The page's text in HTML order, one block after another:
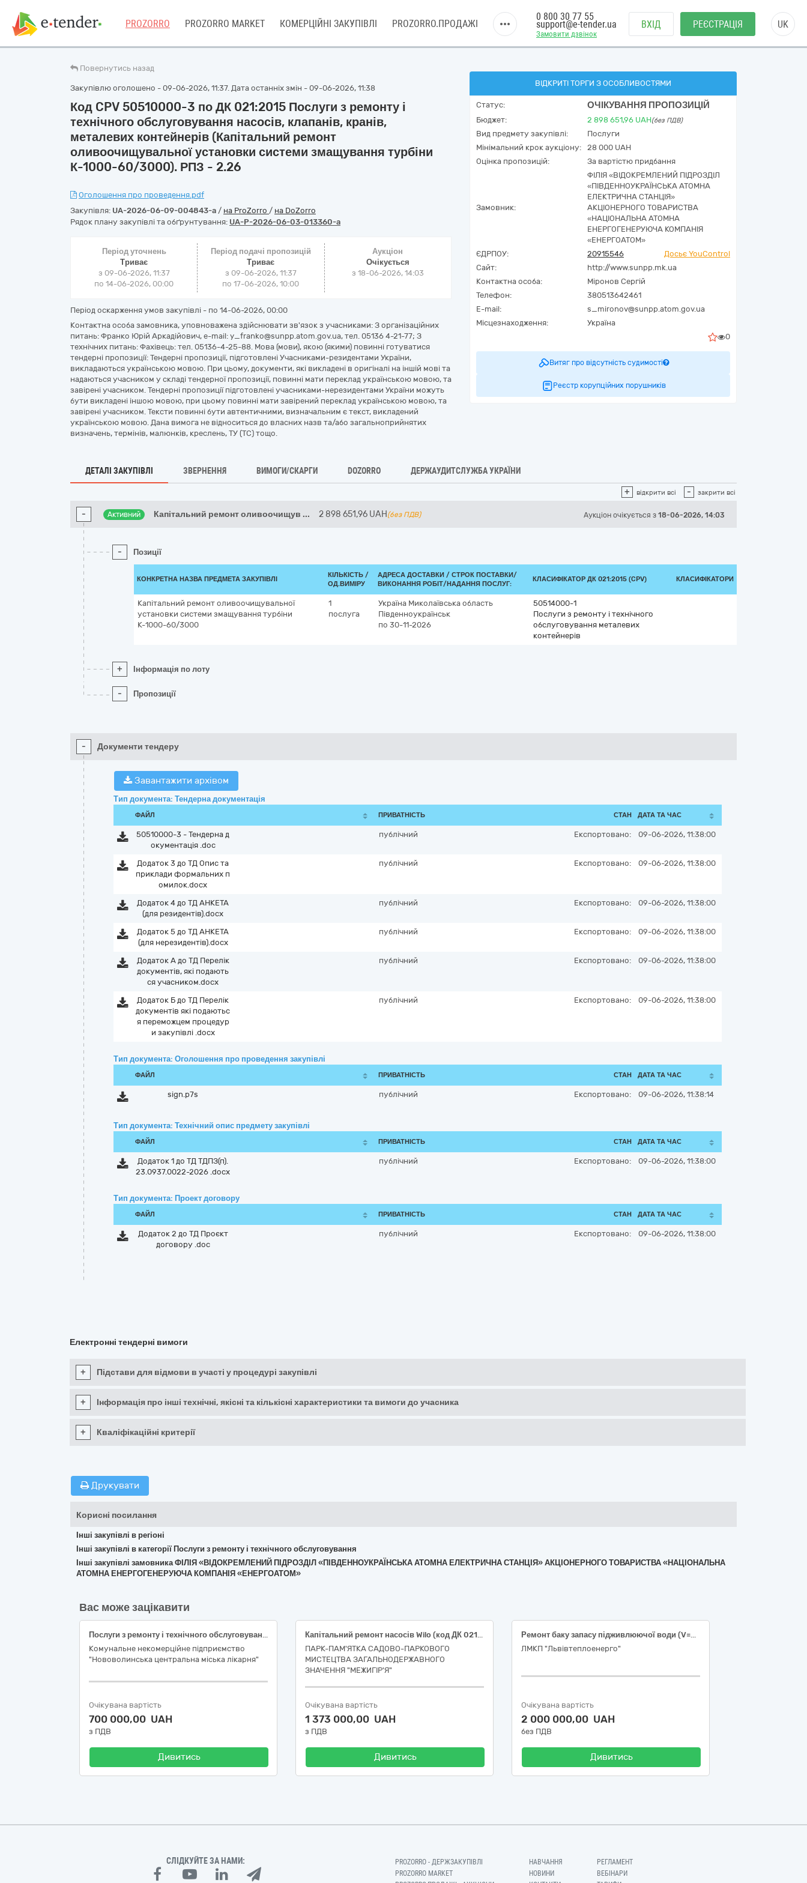
PROZORRO PROZORRO MARKET КОМЕРЦІЙНІ ЗАКУПІВЛІ PROZORRO.ПРОДАЖІ
Замовити дзвінок
0 800 30 77 55
support@e-tender.ua ВХІД РЕЄСТРАЦІЯ UK
Повернутись назад
Закупівлю оголошено - 09-06-2026, 11:37. Дата останніх змін - 09-06-2026, 11:38
Код CPV 50510000-3 по ДК 021:2015 Послуги з ремонту і
технічного обслуговування насосів, клапанів, кранів,
металевих контейнерів (Капітальний ремонт
оливоочищувальної установки системи змащування турбіни
К-1000-60/3000). РПЗ - 2.26
Оголошення про проведення.pdf
Закупівля: UA-2026-06-09-004843-a / на ProZorro / на DoZorro
Рядок плану закупівлі та обґрунтування: UA-P-2026-06-03-013360-a
Період уточнень
Триває
з 09-06-2026, 11:37
по 14-06-2026, 00:00
Період подачі пропозицій
Триває
з 09-06-2026, 11:37
по 17-06-2026, 10:00
Аукціон
Очікується
з 18-06-2026, 14:03
Період оскарження умов закупівлі - по 14-06-2026, 00:00
Контактна особа замовника, уповноважена здійснювати зв'язок з учасниками: З організаційних
питань: Франко Юрій Аркадійович, e-mail: y_franko@sunpp.atom.gov.ua, тел. 05136 4-21-77; З
технічних питань: Фахівець: тел. 05136-4-25-88. Мова (мови), якою (якими) повинні готуватися
тендерні пропозиції: Тендерні пропозиції, підготовлені Учасниками-резидентами України,
викладаються українською мовою. При цьому, документи, які викладені в оригіналі на іншій мові та
надаються учасником у складі тендерної пропозиції, повинні мати переклад українською мовою, та
завірені учасником. Тендерні пропозиції підготовлені учасниками-нерезидентами України можуть
бути викладені іншою мовою, при цьому повинні мати завірений переклад українською мовою, та
завірені учасником. Тексти повинні бути автентичними, визначальним є текст, викладений
українською мовою. Дана вимога не відноситься до власних назв та/або загальноприйнятих
визначень, термінів, малюнків, креслень, ТУ (ТС) тощо.
ВІДКРИТІ ТОРГИ З ОСОБЛИВОСТЯМИ
Статус: ОЧІКУВАННЯ ПРОПОЗИЦІЙ
Бюджет: 2 898 651,96 UAH(без ПДВ)
Вид предмету закупівлі:
Послуги
Мінімальний крок аукціону:
28 000 UAH
Оцінка пропозицій:
За вартістю придбання
Замовник:
ФІЛІЯ «ВІДОКРЕМЛЕНИЙ ПІДРОЗДІЛ
«ПІВДЕННОУКРАЇНСЬКА АТОМНА
ЕЛЕКТРИЧНА СТАНЦІЯ»
АКЦІОНЕРНОГО ТОВАРИСТВА
«НАЦІОНАЛЬНА АТОМНА
ЕНЕРГОГЕНЕРУЮЧА КОМПАНІЯ
«ЕНЕРГОАТОМ»
ЄДРПОУ:
20915546
Досьє YouControl
Сайт:
http://www.sunpp.mk.ua
Контактна особа:
Міронов Сергій
Телефон:
380513642461
E-mail:
s_mironov@sunpp.atom.gov.ua
Місцезнаходження:
Україна
0
Витяг про відсутність судимості
Реєстр корупційних порушників
ДЕТАЛІ ЗАКУПІВЛІ ЗВЕРНЕННЯ ВИМОГИ/СКАРГИ DOZORRO ДЕРЖАУДИТСЛУЖБА УКРАЇНИ
+ відкрити всі - закрити всі
- Активний Капітальний ремонт оливоочищув ... 2 898 651,96 UAH (без ПДВ) Аукціон очікується з 18-06-2026, 14:03
- Позиції
КОНКРЕТНА НАЗВА ПРЕДМЕТА ЗАКУПІВЛІ
КІЛЬКІСТЬ /
ОД.ВИМІРУ
АДРЕСА ДОСТАВКИ / СТРОК ПОСТАВКИ/
ВИКОНАННЯ РОБІТ/НАДАННЯ ПОСЛУГ:
КЛАСИФІКАТОР ДК 021:2015 (CPV) КЛАСИФІКАТОРИ
Капітальний ремонт оливоочищувальної
установки системи змащування турбіни
К-1000-60/3000
1
послуга
Україна Миколаївська область
Південноукраїнськ
по 30-11-2026
50514000-1
Послуги з ремонту і технічного
обслуговування металевих
контейнерів
+ Інформація по лоту
- Пропозиції
- Документи тендеру
Завантажити архівом
Тип документа: Тендерна документація
ФАЙЛ ПРИВАТНІСТЬ СТАН ДАТА ТА ЧАС
50510000-3 - Тендерна д
окументація .doc
публічний Експортовано: 09-06-2026, 11:38:00
Додаток 3 до ТД Опис та
приклади формальних п
омилок.docx
публічний Експортовано: 09-06-2026, 11:38:00
Додаток 4 до ТД АНКЕТА
(для резидентів).docx
публічний Експортовано: 09-06-2026, 11:38:00
Додаток 5 до ТД АНКЕТА
(для нерезидентів).docx
публічний Експортовано: 09-06-2026, 11:38:00
Додаток А до ТД Перелік
документів, які подають
ся учасником.docx
публічний Експортовано: 09-06-2026, 11:38:00
Додаток Б до ТД Перелік
документів які подаютьс
я переможцем процедур
и закупівлі .docx
публічний Експортовано: 09-06-2026, 11:38:00
Тип документа: Оголошення про проведення закупівлі
ФАЙЛ ПРИВАТНІСТЬ СТАН ДАТА ТА ЧАС
sign.p7s публічний Експортовано: 09-06-2026, 11:38:14
Тип документа: Технічний опис предмету закупівлі
ФАЙЛ ПРИВАТНІСТЬ СТАН ДАТА ТА ЧАС
Додаток 1 до ТД ТДПЗ(п).
23.0937.0022-2026 .docx
публічний Експортовано: 09-06-2026, 11:38:00
Тип документа: Проект договору
ФАЙЛ ПРИВАТНІСТЬ СТАН ДАТА ТА ЧАС
Додаток 2 до ТД Проєкт
договору .doc
публічний Експортовано: 09-06-2026, 11:38:00
Електронні тендерні вимоги
+ Підстави для відмови в участі у процедурі закупівлі
+ Інформація про інші технічні, якісні та кількісні характеристики та вимоги до учасника
+ Кваліфікаційні критерії
Друкувати
Корисні посилання
Інші закупівлі в регіоні
Інші закупівлі в категорії Послуги з ремонту і технічного обслуговування
Інші закупівлі замовника ФІЛІЯ «ВІДОКРЕМЛЕНИЙ ПІДРОЗДІЛ «ПІВДЕННОУКРАЇНСЬКА АТОМНА ЕЛЕКТРИЧНА СТАНЦІЯ» АКЦІОНЕРНОГО ТОВАРИСТВА «НАЦІОНАЛЬНА
АТОМНА ЕНЕРГОГЕНЕРУЮЧА КОМПАНІЯ «ЕНЕРГОАТОМ»
Вас може зацікавити
Послуги з ремонту і технічного обслуговування насосів, клапанів, кранів і металевих контейнерів (Послуги з поточного ремонту кріогенного газифікатора, знежирення та пневмовипробування системи киснепостачання)
Комунальне некомерційне підприємство
"Нововолинська центральна міська лікарня"
Очікувана вартість
700 000,00 UAH
з ПДВ
Дивитись
Капітальний ремонт насосів Wilo (код ДК 021:2015: 50510000-3 - Послуги з ремонту і технічного обслуговування насосів, клапанів, кранів і металевих контейнерів)
ПАРК-ПАМ'ЯТКА САДОВО-ПАРКОВОГО
МИСТЕЦТВА ЗАГАЛЬНОДЕРЖАВНОГО
ЗНАЧЕННЯ "МЕЖИГІР'Я"
Очікувана вартість
1 373 000,00 UAH
з ПДВ
Дивитись
Ремонт баку запасу підживлюючої води (V=5000м3) ст.№2 об’єкта ЛМКП «Львівтеплоенерго»
ЛМКП "Львівтеплоенерго"
Очікувана вартість
2 000 000,00 UAH
без ПДВ
Дивитись
СЛІДКУЙТЕ ЗА НАМИ:
PROZORRO - ДЕРЖЗАКУПІВЛІ
PROZORRO MARKET
НАВЧАННЯ
НОВИНИ
РЕГЛАМЕНТ
ВЕБІНАРИ